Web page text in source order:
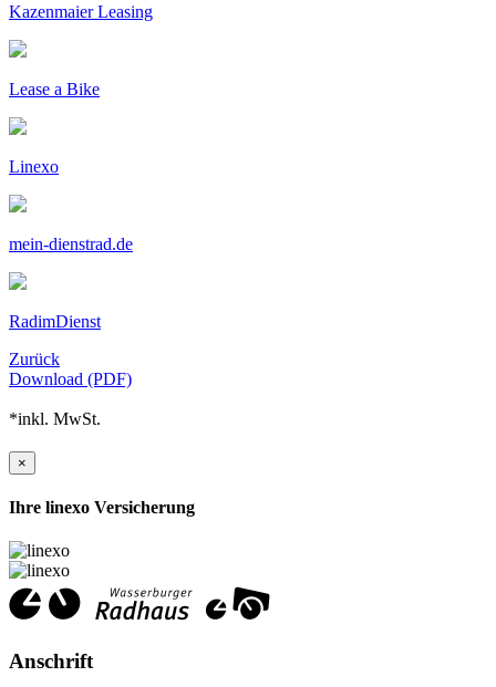
Kazenmaier Leasing
Lease a Bike
Linexo
mein-dienstrad.de
RadimDienst
Zurück
Download (PDF)
*inkl. MwSt.
×
Ihre linexo Versicherung
Anschrift